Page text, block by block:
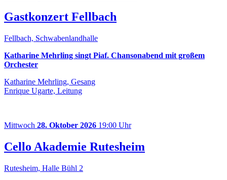
Gastkonzert Fellbach
Fellbach, Schwabenlandhalle
Katharine Mehrling singt Piaf. Chansonabend mit großem
Orchester
Katharine Mehrling, Gesang
Enrique Ugarte, Leitung
Mittwoch 28. Oktober 2026 19:00 Uhr
Cello Akademie Rutesheim
Rutesheim, Halle Bühl 2